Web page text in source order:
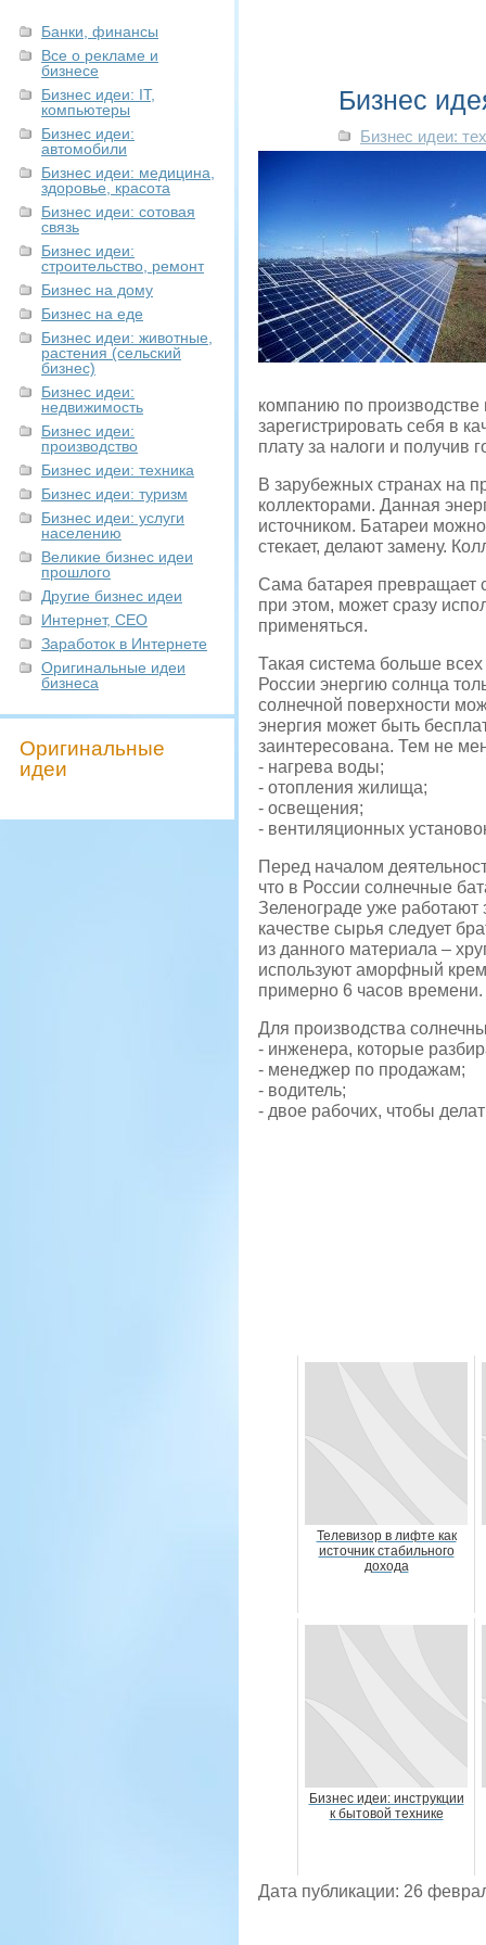
Банки, финансы
Все о рекламе и
бизнесе
Бизнес идеи: IT,
компьютеры
Бизнес идеи:
автомобили
Бизнес идеи: медицина,
здоровье, красота
Бизнес идеи: сотовая
связь
Бизнес идеи:
строительство, ремонт
Бизнес на дому
Бизнес на еде
Бизнес идеи: животные,
растения (сельский
бизнес)
Бизнес идеи:
недвижимость
Бизнес идеи:
производство
Бизнес идеи: техника
Бизнес идеи: туризм
Бизнес идеи: услуги
населению
Великие бизнес идеи
прошлого
Другие бизнес идеи
Интернет, СЕО
Заработок в Интернете
Оригинальные идеи
бизнеса
Оригинальные
идеи
Бизнес
Бизнес идеи:
компанию по производстве
зарегистрировать себя в
плату за налоги и получив
В зарубежных странах на
коллекторами. Данная
источником. Батареи
стекает, делают замену.
Сама батарея превращает
при этом, может сразу
применяться.
Такая система больше
России энергию солнца
солнечной поверхности
энергия может быть
заинтересована. Тем не
- нагрева воды;
- отопления жилища;
- освещения;
- вентиляционных
Перед началом
что в России солнечные
Зеленограде уже работают
качестве сырья следует
из данного материала –
используют аморфный
примерно 6 часов времени.
Для производства
- инженера, которые
- менеджер по продажам;
- водитель;
- двое рабочих, чтобы
Телевизор в лифте как
источник стабильного
дохода
Бизнес идеи: инструкции
к бытовой технике
Дата публикации: 26